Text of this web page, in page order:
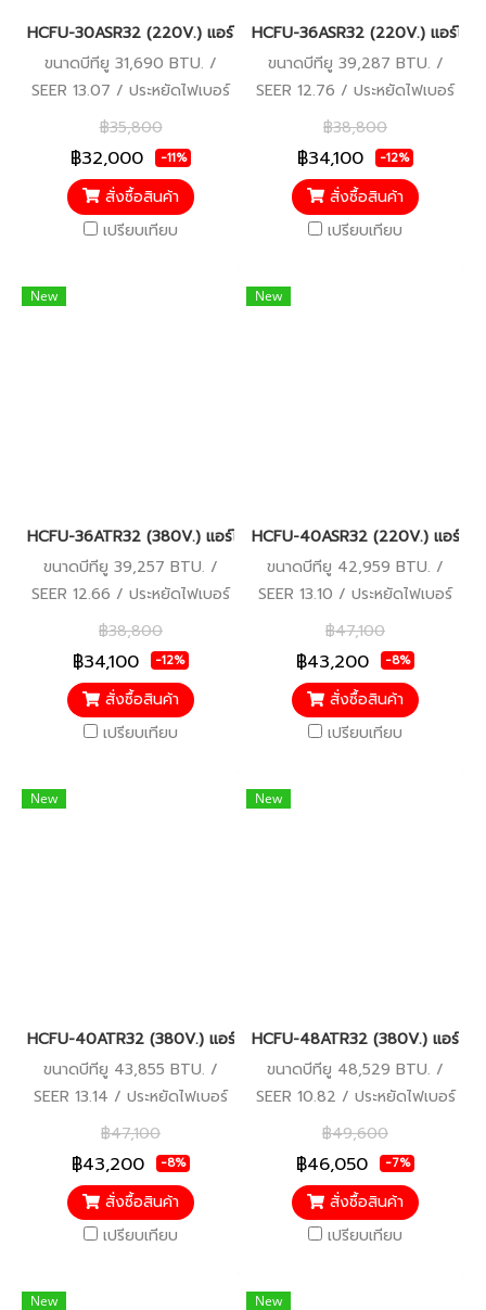
HCFU-30ASR32 (220V.) แอร์ไฮเออร์ Haier Gale Cool เครื่องป
ขนาดบีทียู 31,690 BTU. /
SEER 13.07 / ประหยัดไฟเบอร์
5 / รับประกันคอมเพรสเซอร์ 5
ปี อะไหล่อื่นๆ 5 ปี
฿35,800
฿32,000 -11%
สั่งซื้อสินค้า
เปรียบเทียบ
HCFU-36ASR32 (220V.) แอร์ไ
ขนาดบีทียู 39,287 BTU. /
SEER 12.76 / ประหยัดไฟเบอร์
5 / รับประกันคอมเพรสเซอร์ 5
ปี อะไหล่อื่นๆ 5 ปี
฿38,800
฿34,100 -12%
สั่งซื้อสินค้า
เปรียบเทียบ
New
HCFU-36ATR32 (380V.) แอร์ไฮเออร์ Haier Gale Cool เครื่องป
ขนาดบีทียู 39,257 BTU. /
SEER 12.66 / ประหยัดไฟเบอร์
5 / รับประกันคอมเพรสเซอร์ 5
ปี อะไหล่อื่นๆ 5 ปี
฿38,800
฿34,100 -12%
สั่งซื้อสินค้า
เปรียบเทียบ
New
HCFU-40ASR32 (220V.) แอร์ไ
ขนาดบีทียู 42,959 BTU. /
SEER 13.10 / ประหยัดไฟเบอร์
5 / รับประกันคอมเพรสเซอร์ 5
ปี อะไหล่อื่นๆ 5 ปี
฿47,100
฿43,200 -8%
สั่งซื้อสินค้า
เปรียบเทียบ
New
HCFU-40ATR32 (380V.) แอร์ไฮเออร์ Haier Gale Cool เครื่องป
ขนาดบีทียู 43,855 BTU. /
SEER 13.14 / ประหยัดไฟเบอร์
5 / รับประกันคอมเพรสเซอร์ 5
ปี อะไหล่อื่นๆ 5 ปี
฿47,100
฿43,200 -8%
สั่งซื้อสินค้า
เปรียบเทียบ
New
HCFU-48ATR32 (380V.) แอร์ไ
ขนาดบีทียู 48,529 BTU. /
SEER 10.82 / ประหยัดไฟเบอร์
5 / รับประกันคอมเพรสเซอร์ 5
ปี อะไหล่อื่นๆ 5 ปี
฿49,600
฿46,050 -7%
สั่งซื้อสินค้า
เปรียบเทียบ
New New